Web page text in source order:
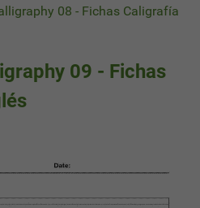
08 - Fichas Caligrafía
09 - Fichas